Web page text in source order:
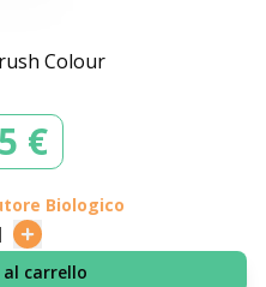
€
Biologico
carrello